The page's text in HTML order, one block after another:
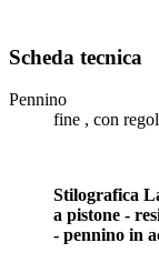
Scheda tecnica
Pennino
fine , con
Stilografica
a pistone -
- pennino in